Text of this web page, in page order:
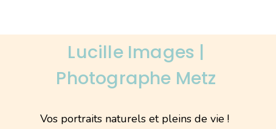
Lucille Images |
Photographe Metz
Vos portraits naturels et pleins de vie !